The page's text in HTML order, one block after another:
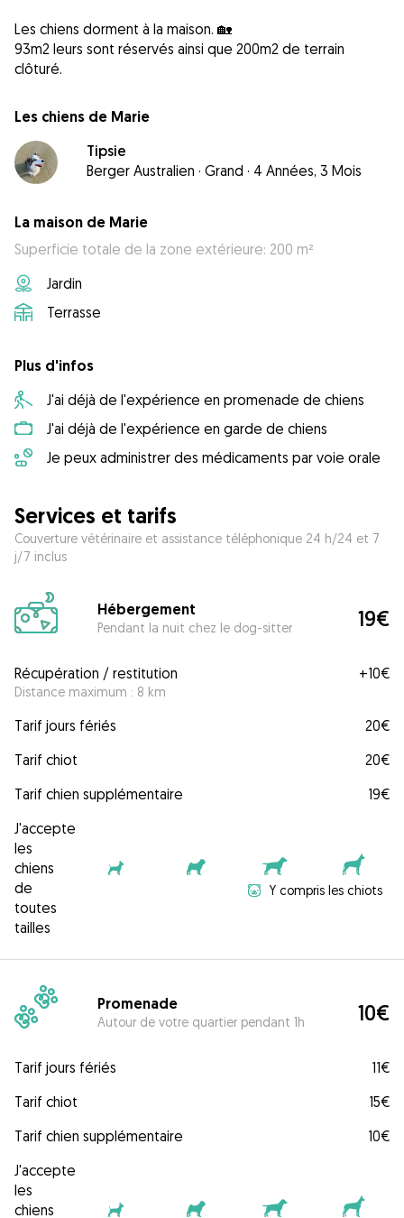
Les chiens dorment à la maison. 🏡
93m2 leurs sont réservés ainsi que 200m2 de terrain
clôturé.
Les chiens de Marie
Tipsie
Berger Australien · Grand · 4 Années, 3 Mois
La maison de Marie
Superficie totale de la zone extérieure: 200 m²
Jardin
Terrasse
Plus d'infos
J'ai déjà de l'expérience en promenade de chiens
J'ai déjà de l'expérience en garde de chiens
Je peux administrer des médicaments par voie orale
Services et tarifs
Couverture vétérinaire et assistance téléphonique 24 h/24 et 7
j/7 inclus
Hébergement
Pendant la nuit chez le dog-sitter 19€
Récupération / restitution
Distance maximum : 8 km
+10€
Tarif jours fériés
20€
Tarif chiot
20€
Tarif chien supplémentaire
19€
J'accepte
les
chiens
de
toutes
tailles
Y compris les chiots
Promenade
Autour de votre quartier pendant 1h 10€
Tarif jours fériés
11€
Tarif chiot
15€
Tarif chien supplémentaire
10€
J'accepte
les
chiens